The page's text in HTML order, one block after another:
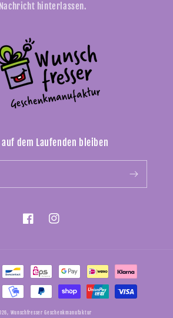
hinterlassen.
auf dem Laufenden bleiben
FacebookInstagram
Wunschfresser Geschenkmanufaktur